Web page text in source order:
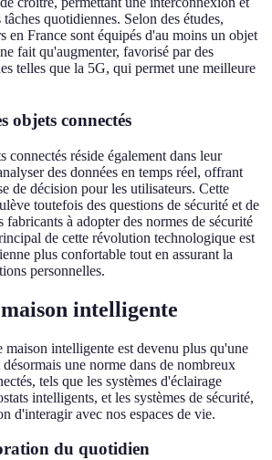
quotidiennes. Selon des études,
en France sont équipés d'au moins un objet
fait qu'augmenter, favorisé par des
telles que la 5G, qui permet une meilleure
objets connectés
connectés réside également dans leur
des données en temps réel, offrant
de décision pour les utilisateurs. Cette
toutefois des questions de sécurité et de
fabricants à adopter des normes de sécurité
de cette révolution technologique est
plus confortable tout en assurant la
personnelles.
intelligente
maison intelligente est devenu plus qu'une
une norme dans de nombreux
tels que les systèmes d'éclairage
intelligents, et les systèmes de sécurité,
d'interagir avec nos espaces de vie.
du quotidien